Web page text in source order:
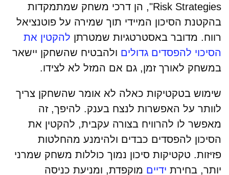
Risk Strategies", הן דרכי משחק שמתמקדות
בהקטנת הסיכון המיידי תוך שמירה על פוטנציאל
רווח. מדובר באסטרטגיות שמטרתן להקטין את
הסיכוי להפסדים גדולים ולהבטיח שהשחקן יישאר
במשחק לאורך זמן, גם אם המזל לא לצידו.
שימוש בטקטיקות כאלה לא אומר שהשחקן צריך
לוותר על האפשרות לנצח בענק. להיפך, זה
מאפשר לו להרוויח בצורה עקבית, להקטין את
הסיכון להפסדים כבדים ולהימנע מהחלטות
פזיזות. טקטיקות סיכון נמוך כוללות משחק שמרני
יותר, בחירת ידיים מוקפדת, ומניעת כניסה